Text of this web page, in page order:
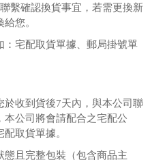
繫確認換貨事宜，若需更換新
您。
宅配取貨單據、郵局掛號單
於收到貨後7天內，與本公司聯
公司將會請配合之宅配公
取貨單據。
且完整包裝（包含商品主